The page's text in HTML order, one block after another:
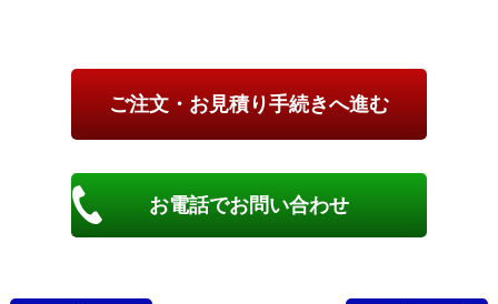
お電話でお問い合わせ